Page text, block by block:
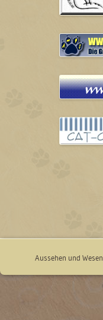
Aussehen und Wesen